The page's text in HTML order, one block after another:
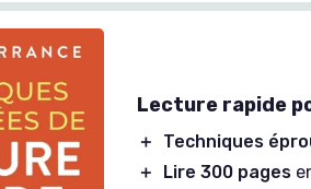
Lecture rapide
＋ Techniques
＋
Lire 300 pages